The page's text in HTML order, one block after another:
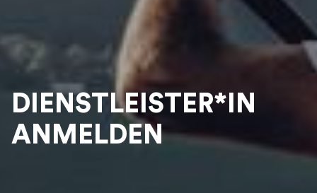
DIENSTLEISTER*IN
ANMELDEN